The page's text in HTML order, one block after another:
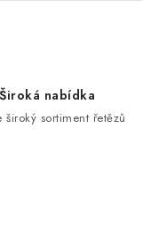
Široká nabídka
široký sortiment řetězů